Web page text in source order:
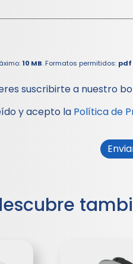
10 MB. Formatos permitidos: pdf
suscribirte a nuestro
y acepto la Política de